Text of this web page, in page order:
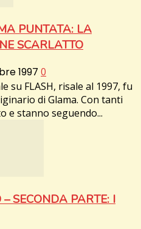
PUNTATA: LA
SCARLATTO
1997 0
su FLASH, risale al 1997, fu
di Glama. Con tanti
e stanno seguendo...
SECONDA PARTE: I